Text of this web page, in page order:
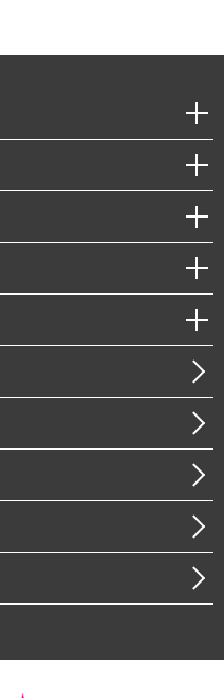
ス）・防災（政策）
シティ